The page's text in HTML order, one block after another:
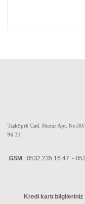
Taşköprü Cad. Huzur Apt.
96 31
GSM : 0532 235 16 47 -
Kredi kartı